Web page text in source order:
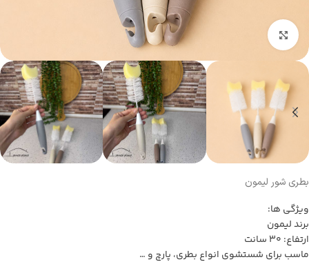
بزرگنمایی تصویر
بطری شور لیمون
ویژگی ها:
برند لیمون
ارتفاع: 30 سانت
ماسب برای شستشوی انواع بطری، پارچ و …